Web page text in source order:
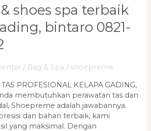
shoes spa terbaik
bintaro 0821-
/ Bag & Spa / shoepreme
PROFESIONAL KELAPA GADING,
membutuhkan perawatan tas dan
Shoepreme adalah jawabannya.
dan bahan terbaik, kami
yang maksimal. Dengan